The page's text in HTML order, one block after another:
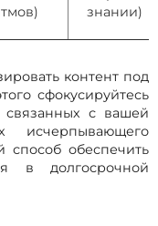
знании)
контент под
сфокусируйтесь
связанных с вашей
способ обеспечить
в долгосрочной